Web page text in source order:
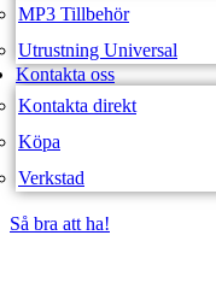
MP3 Tillbehör
Utrustning Universal
Kontakta oss
Kontakta direkt
Köpa
Verkstad
Så bra att ha!